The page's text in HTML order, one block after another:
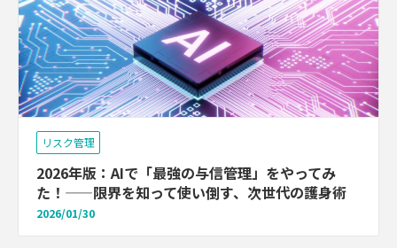
リスク管理
2026年版：AIで「最強の与信管理」をやってみ
た！——限界を知って使い倒す、次世代の護身術
2026/01/30